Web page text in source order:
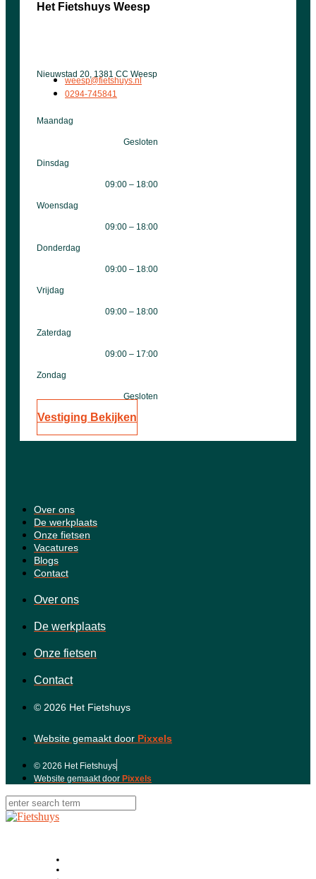
Het Fietshuys Weesp
Nieuwstad 20, 1381 CC Weesp
weesp@fietshuys.nl
0294-745841
Maandag
Gesloten
Dinsdag
09:00 – 18:00
Woensdag
09:00 – 18:00
Donderdag
09:00 – 18:00
Vrijdag
09:00 – 18:00
Zaterdag
09:00 – 17:00
Zondag
Gesloten
Vestiging Bekijken
Over ons
De werkplaats
Onze fietsen
Vacatures
Blogs
Contact
Over ons
De werkplaats
Onze fietsen
Contact
© 2026 Het Fietshuys
Website gemaakt door Pixxels
© 2026 Het Fietshuys
Website gemaakt door Pixxels